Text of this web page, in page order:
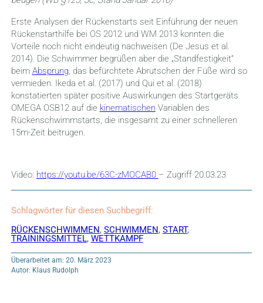
Erste Analysen der Rückenstarts seit Einführung der neuen
Rückenstarthilfe bei OS 2012 und WM 2013 konnten die
Vorteile noch nicht eindeutig nachweisen (De Jesus et al.
2014). Die Schwimmer begrüßen aber die „Standfestigkeit“
beim Absprung , das befürchtete Abrutschen der Füße wird so
vermieden. Ikeda et al. (2017) und Qui et al. (2018)
konstatierten später positive Auswirkungen des Startgeräts
OMEGA OSB12 auf die kinematischen Variablen des
Rückenschwimmstarts, die insgesamt zu einer schnelleren
15m-Zeit beitrugen.
Video: https://youtu.be/63C-zMOCAB0 – Zugriff 20.03.23
Schlagwörter für diesen Suchbegriff:
RÜCKENSCHWIMMEN , SCHWIMMEN , START,
TRAININGSMITTEL, WETTKAMPF
Überarbeitet am: 20. März 2023
Autor: Klaus Rudolph